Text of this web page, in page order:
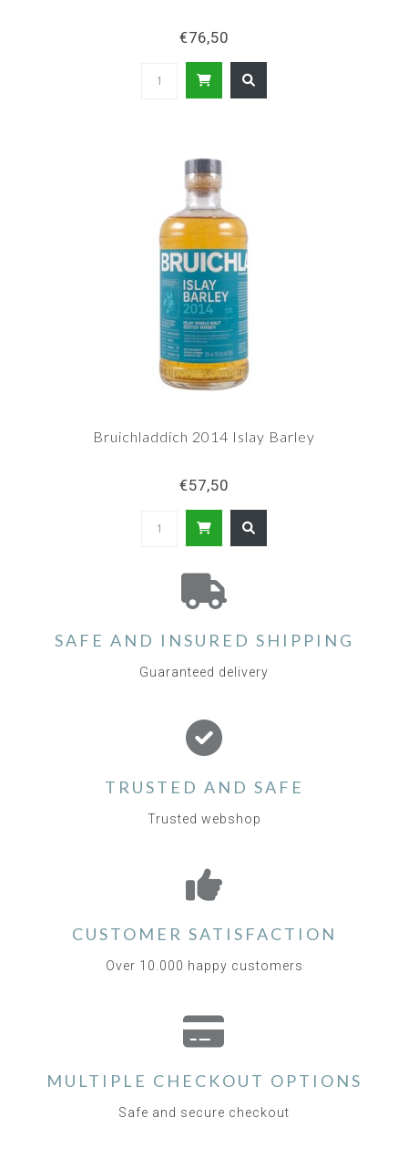
€76,50
Bruichladdich 2014 Islay Barley
€57,50
SAFE AND INSURED SHIPPING
Guaranteed delivery
TRUSTED AND SAFE
Trusted webshop
CUSTOMER SATISFACTION
Over 10.000 happy customers
MULTIPLE CHECKOUT OPTIONS
Safe and secure checkout